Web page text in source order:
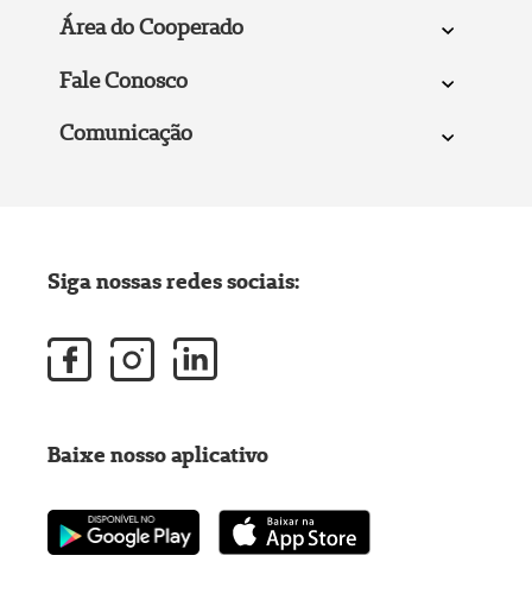
Área do Cooperado
Fale Conosco
Comunicação
Siga nossas redes sociais:
Baixe nosso aplicativo